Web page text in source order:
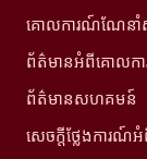
គោលការណ៍ណែនាំស
ព័ត៌មានអំពីគោលកា
ព័ត៌មានសហគមន៍
សេចក្តីថ្លែងការ